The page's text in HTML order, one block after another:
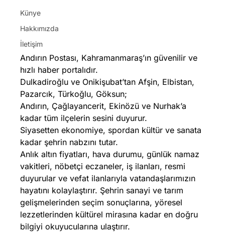
Künye
Hakkımızda
İletişim
Andırın Postası, Kahramanmaraş’ın güvenilir ve
hızlı haber portalıdır.
Dulkadiroğlu ve Onikişubat’tan Afşin, Elbistan,
Pazarcık, Türkoğlu, Göksun;
Andırın, Çağlayancerit, Ekinözü ve Nurhak’a
kadar tüm ilçelerin sesini duyurur.
Siyasetten ekonomiye, spordan kültür ve sanata
kadar şehrin nabzını tutar.
Anlık altın fiyatları, hava durumu, günlük namaz
vakitleri, nöbetçi eczaneler, iş ilanları, resmi
duyurular ve vefat ilanlarıyla vatandaşlarımızın
hayatını kolaylaştırır. Şehrin sanayi ve tarım
gelişmelerinden seçim sonuçlarına, yöresel
lezzetlerinden kültürel mirasına kadar en doğru
bilgiyi okuyucularına ulaştırır.